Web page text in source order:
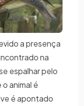
a presença
na
espalhar pelo
animal é
é apontado